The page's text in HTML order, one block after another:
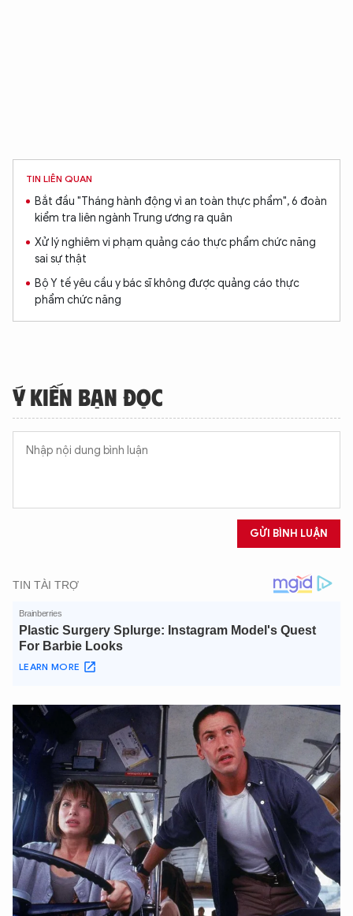
TIN LIÊN QUAN
Bắt đầu "Tháng hành động vì an toàn thực phẩm", 6 đoàn
kiểm tra liên ngành Trung ương ra quân
Xử lý nghiêm vi phạm quảng cáo thực phẩm chức năng
sai sự thật
Bộ Y tế yêu cầu y bác sĩ không được quảng cáo thực
phẩm chức năng
Ý KIẾN BẠN ĐỌC
GỬI BÌNH LUẬN
XIN CHÀO,
TÔI LÀ CHATBOT CỦA